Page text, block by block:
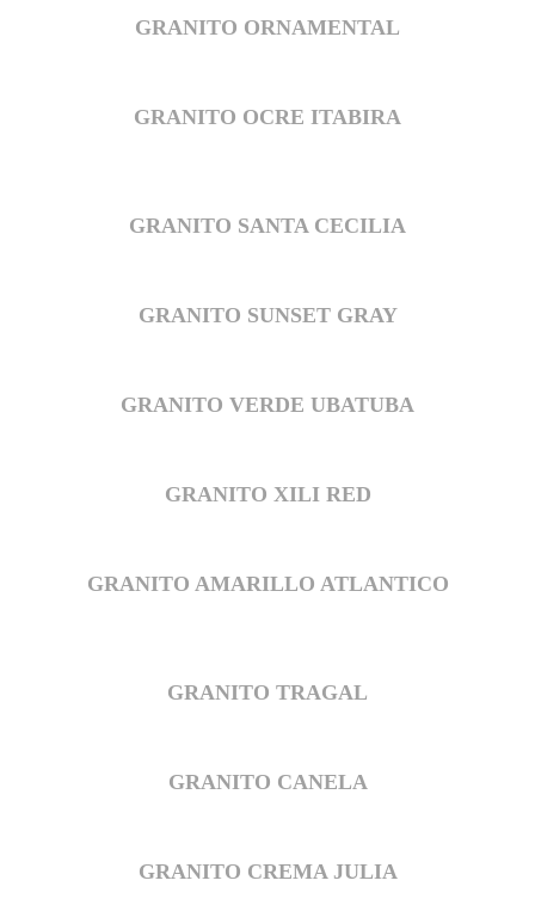
GRANITO ORNAMENTAL
GRANITO OCRE ITABIRA
GRANITO SANTA CECILIA
GRANITO SUNSET GRAY
GRANITO VERDE UBATUBA
GRANITO XILI RED
GRANITO AMARILLO ATLANTICO
GRANITO TRAGAL
GRANITO CANELA
GRANITO CREMA JULIA